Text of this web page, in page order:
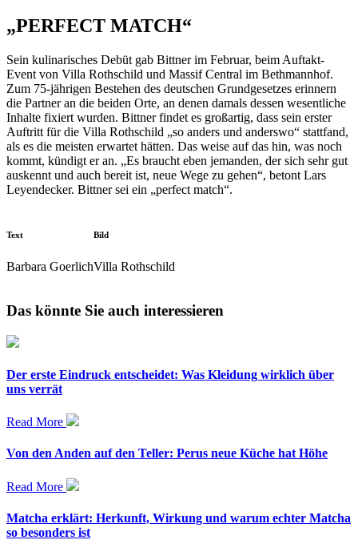
„PERFECT MATCH“
Sein kulinarisches Debüt gab Bittner im Februar, beim Auftakt-
Event von Villa Rothschild und Massif Central im Bethmannhof.
Zum 75-jährigen Bestehen des deutschen Grundgesetzes erinnern
die Partner an die beiden Orte, an denen damals dessen wesentliche
Inhalte fixiert wurden. Bittner findet es großartig, dass sein erster
Auftritt für die Villa Rothschild „so anders und anderswo“ stattfand,
als es die meisten erwartet hätten. Das weise auf das hin, was noch
kommt, kündigt er an. „Es braucht eben jemanden, der sich sehr gut
auskennt und auch bereit ist, neue Wege zu gehen“, betont Lars
Leyendecker. Bittner sei ein „perfect match“.
Text
Barbara Goerlich
Bild
Villa Rothschild
Das könnte Sie auch interessieren
Der erste Eindruck entscheidet: Was Kleidung wirklich über
uns verrät
Read More
Von den Anden auf den Teller: Perus neue Küche hat Höhe
Read More
Matcha erklärt: Herkunft, Wirkung und warum echter Matcha
so besonders ist